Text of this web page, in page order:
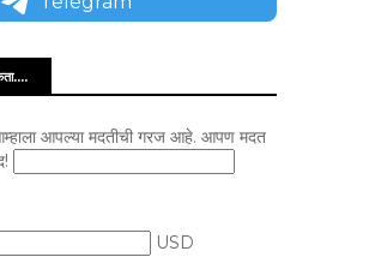
आपल्या मदतीची गरज आहे. आपण मदत
USD